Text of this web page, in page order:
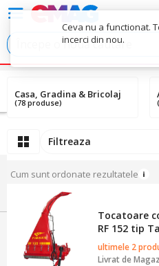
Ceva nu a functionat.
incerci din nou.
Casa, Gradina & Bricolaj
(78 produse)
Filtreaza
Cum sunt ordonate rezultatele
Tocatoare
RF 152 tip
ultimele 2
Livrat de